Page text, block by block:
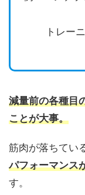
トレーニ
減量前の各種目
ことが大事。
筋肉が落ちてい
パフォーマンス
す。